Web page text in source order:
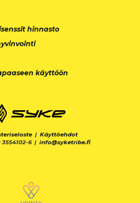
hinnasto
käyttöön
| Käyttöehdot
3554102-6 | info@syketribe.fi